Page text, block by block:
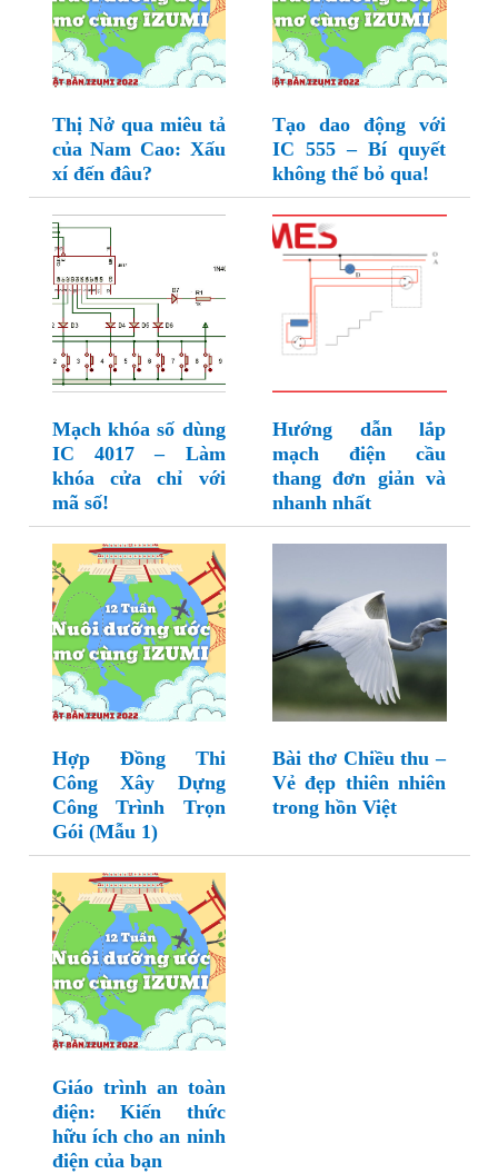
Thị Nở qua miêu tả
của Nam Cao: Xấu
xí đến đâu?
Tạo dao động với
IC 555 – Bí quyết
không thể bỏ qua!
Mạch khóa số dùng
IC 4017 – Làm
khóa cửa chỉ với
mã số!
Hướng dẫn lắp
mạch điện cầu
thang đơn giản và
nhanh nhất
Hợp Đồng Thi
Công Xây Dựng
Công Trình Trọn
Gói (Mẫu 1)
Bài thơ Chiều thu –
Vẻ đẹp thiên nhiên
trong hồn Việt
Giáo trình an toàn
điện: Kiến thức
hữu ích cho an ninh
điện của bạn